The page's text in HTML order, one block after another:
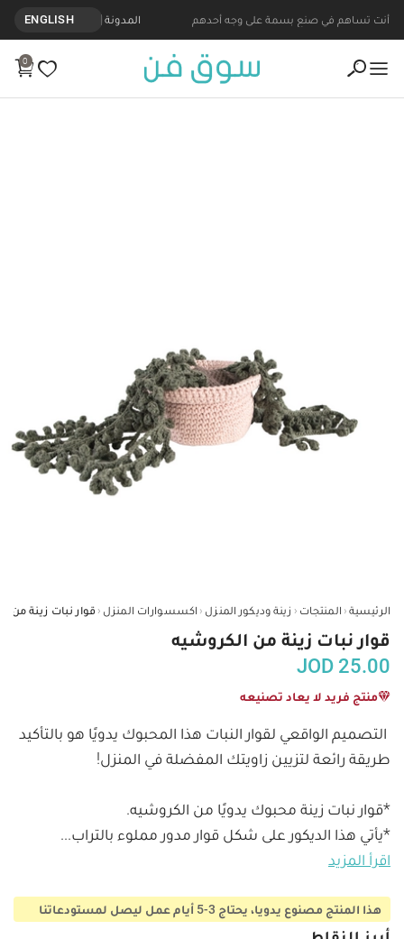
أنت تساهم في صنع بسمة على وجه أحدهم المدونة ENGLISH
0
الرئيسية ‹ المنتجات ‹ زينة وديكور المنزل ‹ اكسسوارات المنزل ‹ قوار نبات زينة من
قوار نبات زينة من الكروشيه
JOD 25.00
منتج فريد لا يعاد تصنيعه
التصميم الواقعي لقوار النبات هذا المحبوك يدويًا هو بالتأكيد
*يأتي هذا الديكور على شكل قوار مدور مملوء بالتراب...
اقرأ المزيد
هذا المنتج مصنوع يدويا، يحتاج 3-5 أيام عمل ليصل لمستودعاتنا